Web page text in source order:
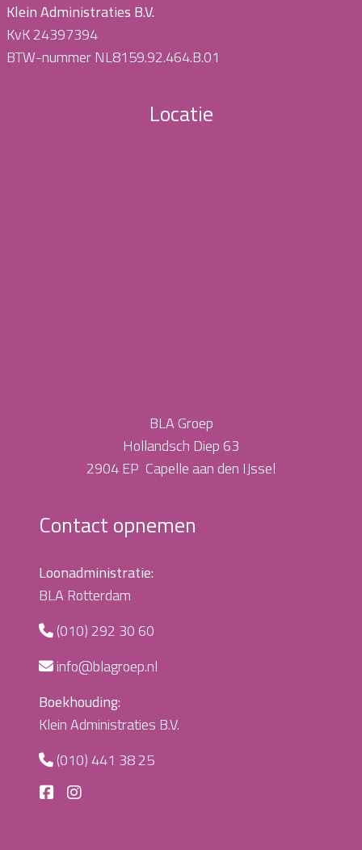
Klein Administraties B.V.
KvK 24397394
BTW-nummer NL8159.92.464.B.01
Locatie
BLA Groep
Hollandsch Diep 63
2904 EP Capelle aan den IJssel
Contact opnemen
Loonadministratie:
BLA Rotterdam
(010) 292 30 60
info@blagroep.nl
Boekhouding:
Klein Administraties B.V.
(010) 441 38 25